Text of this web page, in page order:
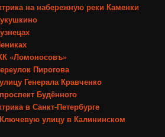
на набережную реки Каменки
«Ломоносовъ»
Пирогова
Генерала Кравченко
Будённого
в Санкт-Петербурге
улицу в Калининском